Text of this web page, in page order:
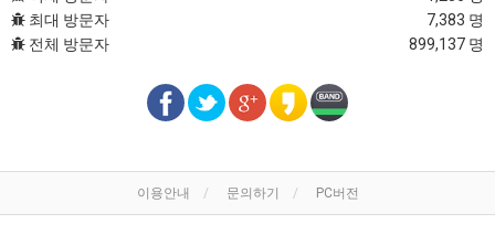
최대 방문자
7,383 명
전체 방문자
899,137 명
이용안내 문의하기 PC버전